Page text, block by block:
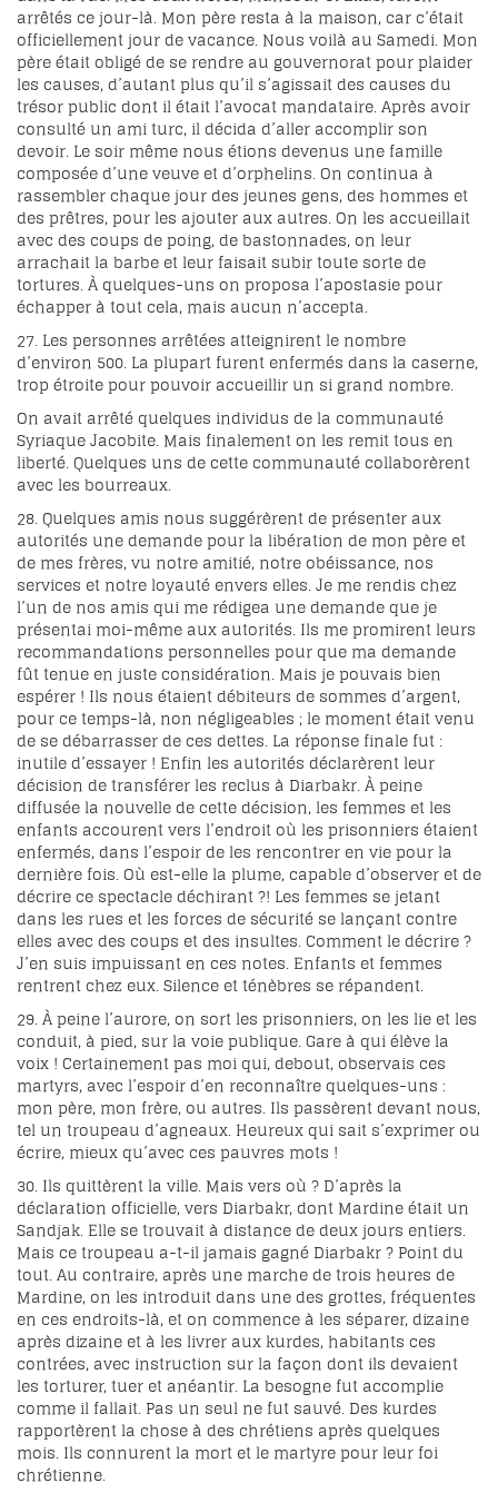
arrêtés ce jour-là. Mon père resta à la maison, car c’était
officiellement jour de vacance. Nous voilà au Samedi. Mon
père était obligé de se rendre au gouvernorat pour plaider
les causes, d’autant plus qu’il s’agissait des causes du
trésor public dont il était l’avocat mandataire. Après avoir
consulté un ami turc, il décida d’aller accomplir son
devoir. Le soir même nous étions devenus une famille
composée d’une veuve et d’orphelins. On continua à
rassembler chaque jour des jeunes gens, des hommes et
des prêtres, pour les ajouter aux autres. On les accueillait
avec des coups de poing, de bastonnades, on leur
arrachait la barbe et leur faisait subir toute sorte de
tortures. À quelques-uns on proposa l’apostasie pour
échapper à tout cela, mais aucun n’accepta.
27. Les personnes arrêtées atteignirent le nombre
d’environ 500. La plupart furent enfermés dans la caserne,
trop étroite pour pouvoir accueillir un si grand nombre.
On avait arrêté quelques individus de la communauté
Syriaque Jacobite. Mais finalement on les remit tous en
liberté. Quelques uns de cette communauté collaborèrent
avec les bourreaux.
28. Quelques amis nous suggérèrent de présenter aux
autorités une demande pour la libération de mon père et
de mes frères, vu notre amitié, notre obéissance, nos
services et notre loyauté envers elles. Je me rendis chez
l’un de nos amis qui me rédigea une demande que je
présentai moi-même aux autorités. Ils me promirent leurs
recommandations personnelles pour que ma demande
fût tenue en juste considération. Mais je pouvais bien
espérer ! Ils nous étaient débiteurs de sommes d’argent,
pour ce temps-là, non négligeables ; le moment était venu
de se débarrasser de ces dettes. La réponse finale fut :
inutile d’essayer ! Enfin les autorités déclarèrent leur
décision de transférer les reclus à Diarbakr. À peine
diffusée la nouvelle de cette décision, les femmes et les
enfants accourent vers l’endroit où les prisonniers étaient
enfermés, dans l’espoir de les rencontrer en vie pour la
dernière fois. Où est-elle la plume, capable d’observer et de
décrire ce spectacle déchirant ?! Les femmes se jetant
dans les rues et les forces de sécurité se lançant contre
elles avec des coups et des insultes. Comment le décrire ?
J’en suis impuissant en ces notes. Enfants et femmes
rentrent chez eux. Silence et ténèbres se répandent.
29. À peine l’aurore, on sort les prisonniers, on les lie et les
conduit, à pied, sur la voie publique. Gare à qui élève la
voix ! Certainement pas moi qui, debout, observais ces
martyrs, avec l’espoir d’en reconnaître quelques-uns :
mon père, mon frère, ou autres. Ils passèrent devant nous,
tel un troupeau d’agneaux. Heureux qui sait s’exprimer ou
écrire, mieux qu’avec ces pauvres mots !
30. Ils quittèrent la ville. Mais vers où ? D’après la
déclaration officielle, vers Diarbakr, dont Mardine était un
Sandjak. Elle se trouvait à distance de deux jours entiers.
Mais ce troupeau a-t-il jamais gagné Diarbakr ? Point du
tout. Au contraire, après une marche de trois heures de
Mardine, on les introduit dans une des grottes, fréquentes
en ces endroits-là, et on commence à les séparer, dizaine
après dizaine et à les livrer aux kurdes, habitants ces
contrées, avec instruction sur la façon dont ils devaient
les torturer, tuer et anéantir. La besogne fut accomplie
comme il fallait. Pas un seul ne fut sauvé. Des kurdes
rapportèrent la chose à des chrétiens après quelques
mois. Ils connurent la mort et le martyre pour leur foi
chrétienne.